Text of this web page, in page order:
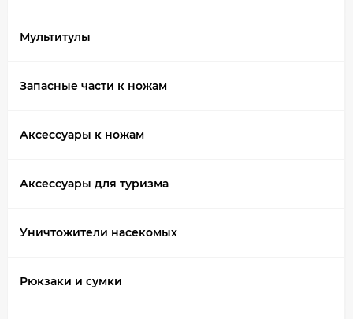
Мультитулы
Запасные части к ножам
Аксессуары к ножам
Аксессуары для туризма
Уничтожители насекомых
Рюкзаки и сумки